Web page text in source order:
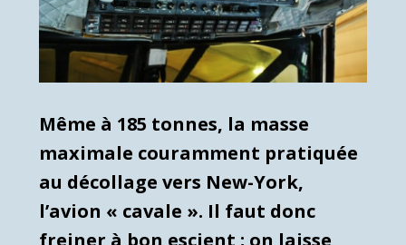
Même à 185 tonnes, la masse
maximale couramment pratiquée
au décollage vers New-York,
l’avion « cavale ». Il faut donc
freiner à bon escient ; on laisse